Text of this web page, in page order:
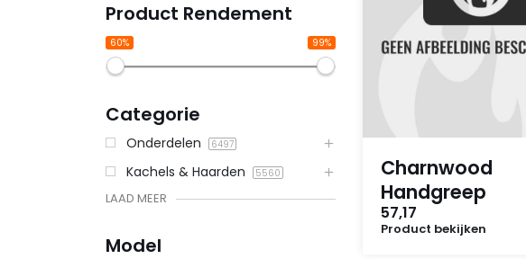
Product Rendement
60% 99%
Categorie
Onderdelen 6497
Kachels & Haarden 5560
LAAD MEER
Model
Charnwood
Handgreep
57,17
Product bekijken